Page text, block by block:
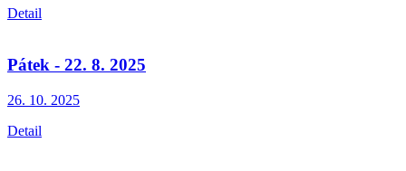
Detail
Pátek - 22. 8. 2025
26. 10. 2025
Detail